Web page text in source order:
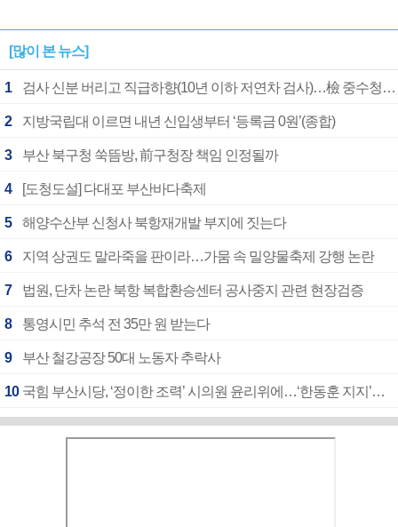
[많이 본 뉴스]
1 검사 신분 버리고 직급하향(10년 이하 저연차 검사)…檢 중수청행 기피
2 지방국립대 이르면 내년 신입생부터 ‘등록금 0원’(종합)
3 부산 북구청 쑥뜸방, 前구청장 책임 인정될까
4 [도청도설] 다대포 부산바다축제
5 해양수산부 신청사 북항재개발 부지에 짓는다
6 지역 상권도 말라죽을 판이라…가뭄 속 밀양물축제 강행 논란
7 법원, 단차 논란 북항 복합환승센터 공사중지 관련 현장검증
8 통영시민 추석 전 35만 원 받는다
9 부산 철강공장 50대 노동자 추락사
10 국힘 부산시당, ‘정이한 조력’ 시의원 윤리위에…‘한동훈 지지’도 신고접수